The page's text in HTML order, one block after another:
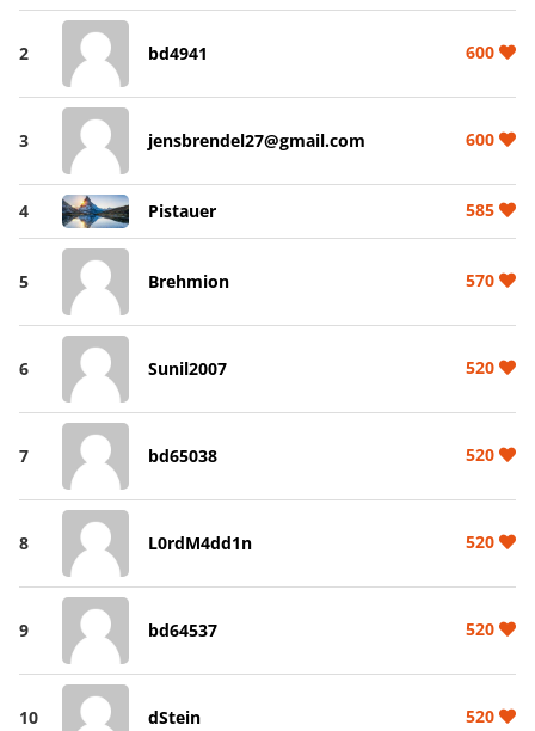
2 bd4941 600
3 jensbrendel27@gmail.com 600
4 Pistauer 585
5 Brehmion 570
6 Sunil2007 520
7 bd65038 520
8 L0rdM4dd1n 520
9 bd64537 520
10 dStein 520